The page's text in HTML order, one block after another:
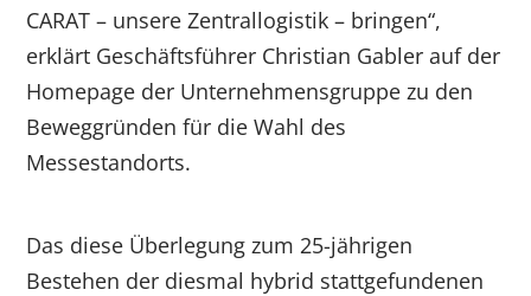
CARAT – unsere Zentrallogistik – bringen“,
erklärt Geschäftsführer Christian Gabler auf der
Homepage der Unternehmensgruppe zu den
Beweggründen für die Wahl des
Messestandorts.
Das diese Überlegung zum 25-jährigen
Bestehen der diesmal hybrid stattgefundenen